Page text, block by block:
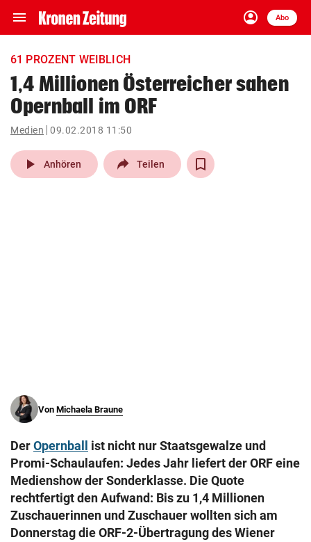
menu Navigation
ein-/ausklappen
account_circle
Anmelden
Abo
close Schließen
Abonnieren
account_circle Anmelden
pin_drop
Wien arrow_right
61 PROZENT WEIBLICH
1,4 Millionen Österreicher sahen
Opernball im ORF
Medien 09.02.2018 11:50
play_arrow Anhören Teilen
Von Michaela Braune
DerOpernball
ist nicht nur Staatsgewalze und
Promi-Schaulaufen: Jedes Jahr liefert der ORF eine
Medienshow der Sonderklasse. Die Quote
rechtfertigt den Aufwand: Bis zu 1,4 Millionen
Zuschauerinnen und Zuschauer wollten sich am
Donnerstag die ORF-2-Übertragung des Wiener